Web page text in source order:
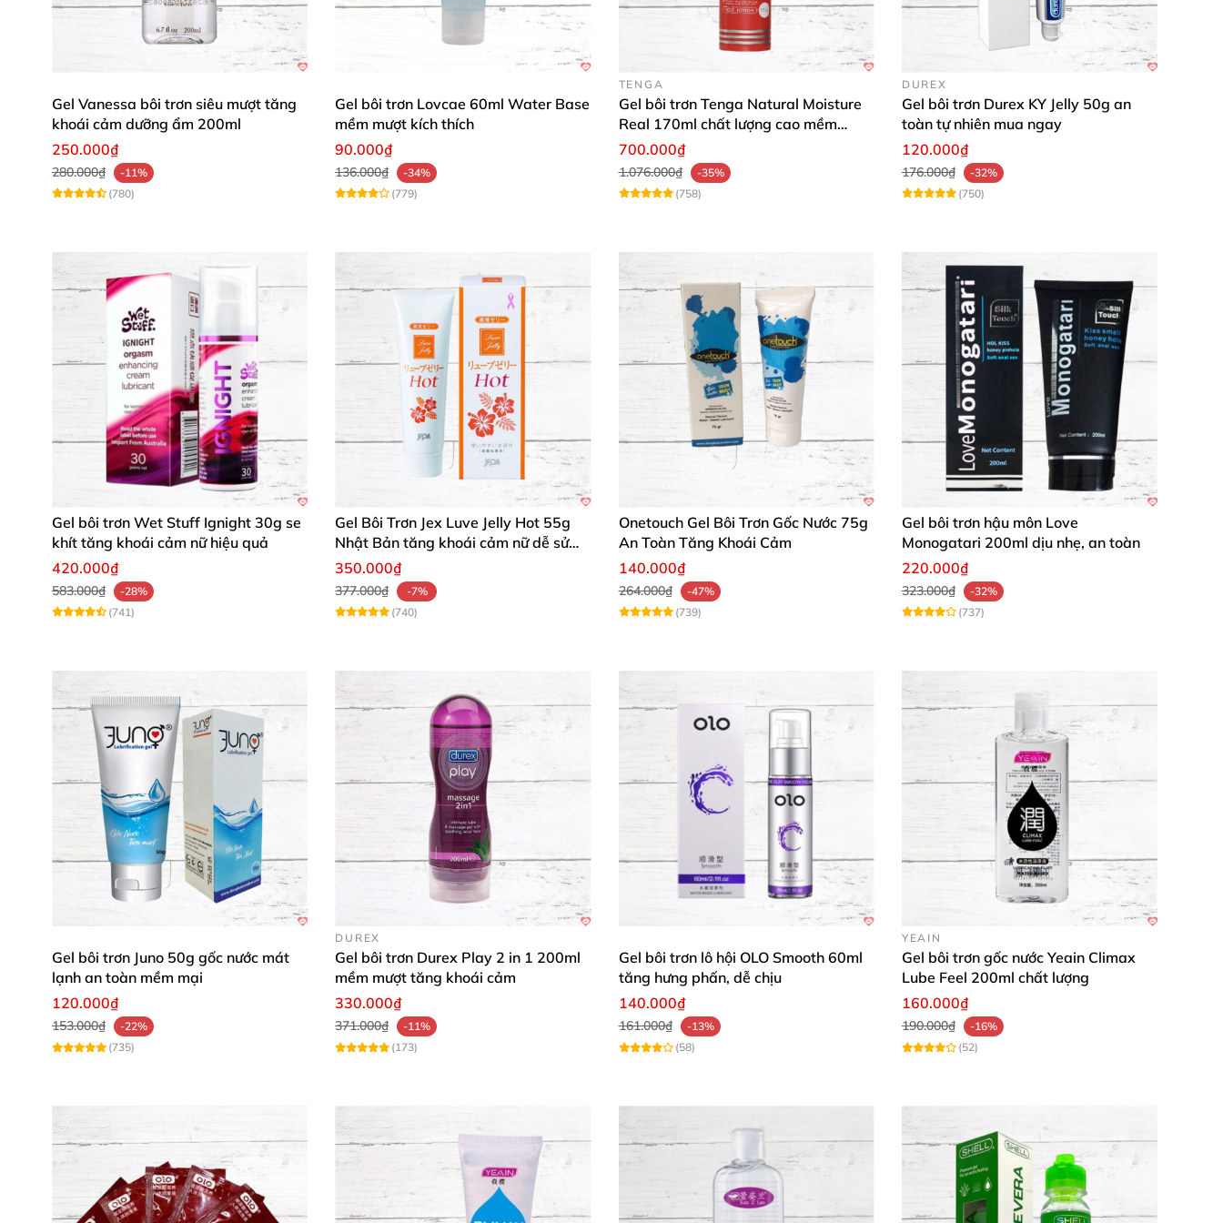
Gel Vanessa bôi trơn siêu mượt tăng
khoái cảm dưỡng ẩm 200ml
250.000₫
280.000₫
-11%
(780)
Gel bôi trơn Lovcae 60ml Water Base
mềm mượt kích thích
90.000₫
136.000₫
-34%
(779)
TENGA
Gel bôi trơn Tenga Natural Moisture
Real 170ml chất lượng cao mềm
mượt an toàn
700.000₫
1.076.000₫
-35%
(758)
DUREX
Gel bôi trơn Durex KY Jelly 50g an
toàn tự nhiên mua ngay
120.000₫
176.000₫
-32%
(750)
Gel bôi trơn Wet Stuff Ignight 30g se
khít tăng khoái cảm nữ hiệu quả
420.000₫
583.000₫
-28%
(741)
Gel Bôi Trơn Jex Luve Jelly Hot 55g
Nhật Bản tăng khoái cảm nữ dễ sử
dụng
350.000₫
377.000₫
-7%
(740)
Onetouch Gel Bôi Trơn Gốc Nước 75g
An Toàn Tăng Khoái Cảm
140.000₫
264.000₫
-47%
(739)
Gel bôi trơn hậu môn Love
Monogatari 200ml dịu nhẹ, an toàn
220.000₫
323.000₫
-32%
(737)
Gel bôi trơn Juno 50g gốc nước mát
lạnh an toàn mềm mại
120.000₫
153.000₫
-22%
(735)
DUREX
Gel bôi trơn Durex Play 2 in 1 200ml
mềm mượt tăng khoái cảm
330.000₫
371.000₫
-11%
(173)
Gel bôi trơn lô hội OLO Smooth 60ml
tăng hưng phấn, dễ chịu
140.000₫
161.000₫
-13%
(58)
YEAIN
Gel bôi trơn gốc nước Yeain Climax
Lube Feel 200ml chất lượng
160.000₫
190.000₫
-16%
(52)